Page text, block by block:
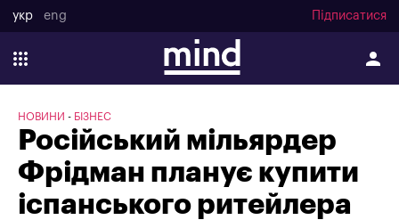
укр eng Підписатися
НОВИНИ БІЗНЕС
Російський мільярдер
Фрідман планує купити
іспанського ритейлера